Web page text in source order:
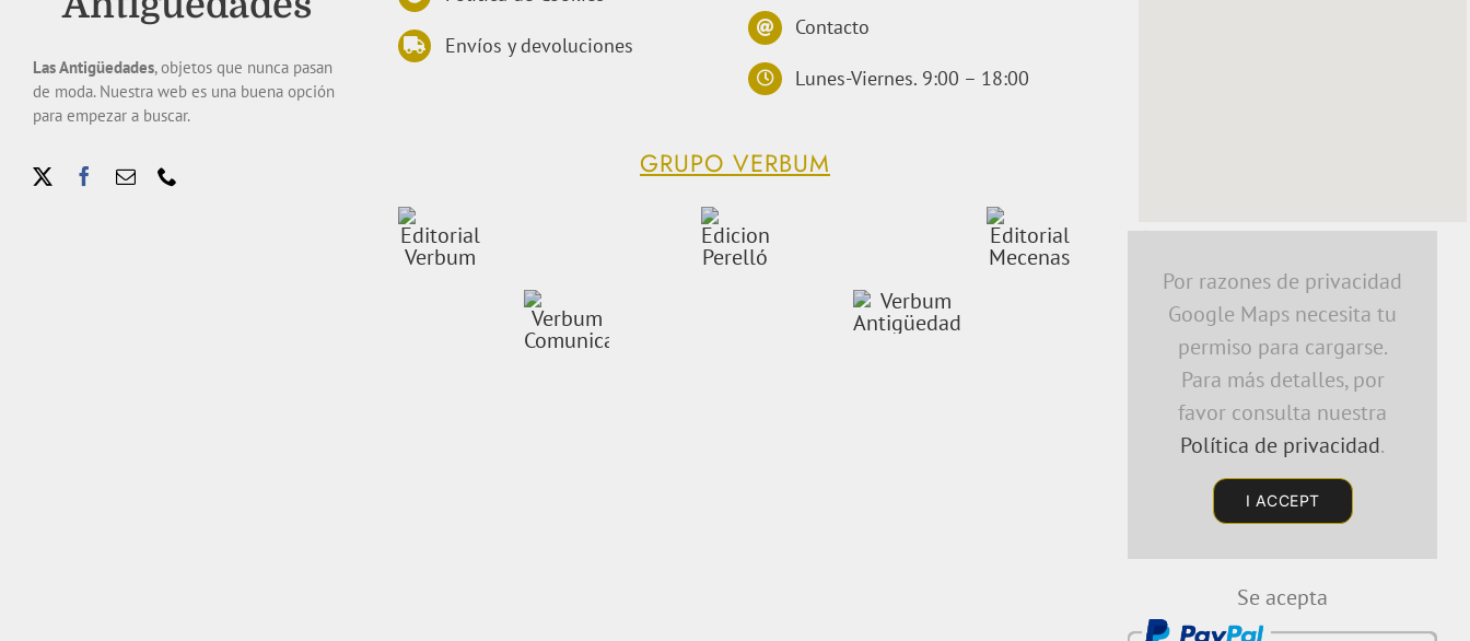
Las Antigüedades, objetos que nunca pasan
de moda. Nuestra web es una buena opción
para empezar a buscar.
Envíos y devoluciones
Contacto
Lunes-Viernes. 9:00 – 18:00
GRUPO VERBUM
embedding a google map
Por razones de privacidad
Google Maps necesita tu
permiso para cargarse.
Para más detalles, por
favor consulta nuestra
Política de privacidad.
I ACCEPT
Se acepta